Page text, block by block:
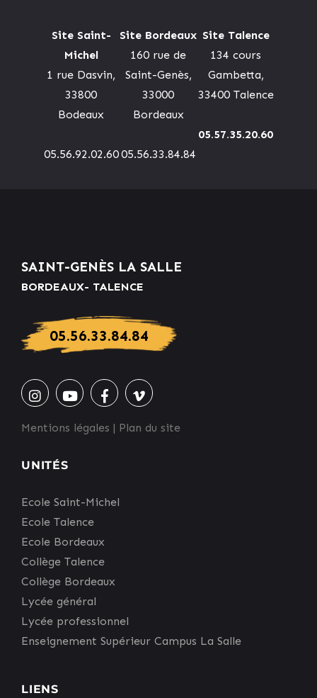
Site Saint-
Michel
1 rue Dasvin,
33800
Bodeaux
05.56.92.02.60
Site Bordeaux
160 rue de
Saint-Genès,
33000
Bordeaux
05.56.33.84.84
Site Talence
134 cours
Gambetta,
33400 Talence
05.57.35.20.60
SAINT-GENÈS LA SALLE
BORDEAUX- TALENCE
05.56.33.84.84
Mentions légales | Plan du site
UNITÉS
Ecole Saint-Michel
Ecole Talence
Ecole Bordeaux
Collège Talence
Collège Bordeaux
Lycée général
Lycée professionnel
Enseignement Supérieur Campus La Salle
LIENS